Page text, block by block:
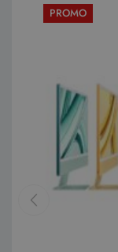
PROMO